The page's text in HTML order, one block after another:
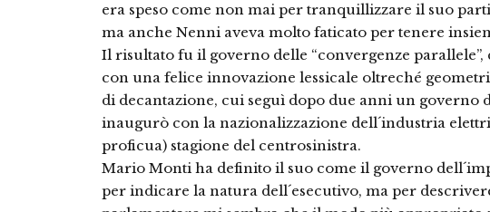
era speso come non mai per tranquillizzare il suo
ma anche Nenni aveva molto faticato per tenere
Il risultato fu il governo delle “convergenze parallele”,
con una felice innovazione lessicale oltreché
di decantazione, cui seguì dopo due anni un governo
inaugurò con la nazionalizzazione dell´industria
proficua) stagione del centrosinistra.
Mario Monti ha definito il suo come il governo
per indicare la natura dell´esecutivo, ma per